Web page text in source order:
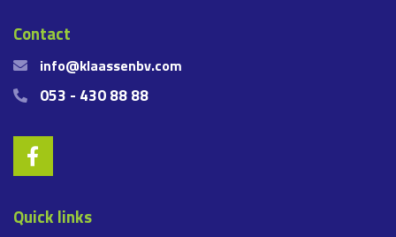
Contact
info@klaassenbv.com
053 - 430 88 88
Quick links